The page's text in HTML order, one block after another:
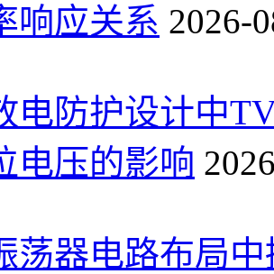
响应关系 2026-
电防护设计中
电压的影响
荡器电路布局